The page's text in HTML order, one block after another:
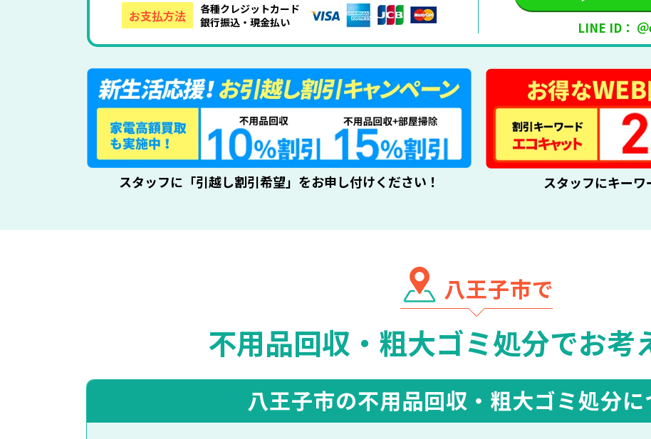
お支払方法
各種クレジットカード
銀行振込・現金払い
LINE ID：
スタッフに「引越し割引希望」をお申し付けください！ スタッフにキーワ
八王子市で
不用品回収・粗大ゴミ処分でお考
八王子市の不用品回収・ 粗大ゴミ処分に